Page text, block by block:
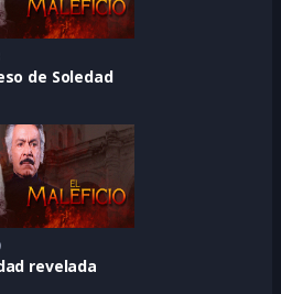
de Soledad
revelada